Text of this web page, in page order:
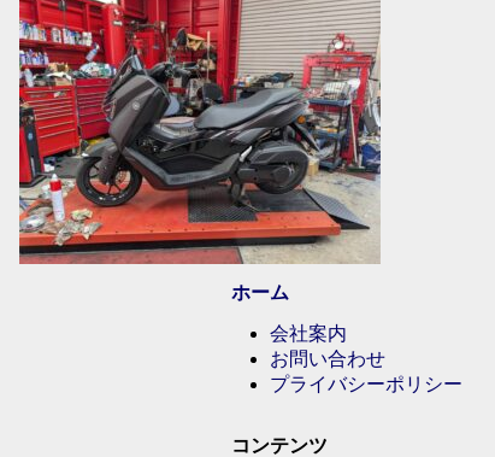
ホーム
会社案内
お問い合わせ
プライバシーポリシー
コンテンツ